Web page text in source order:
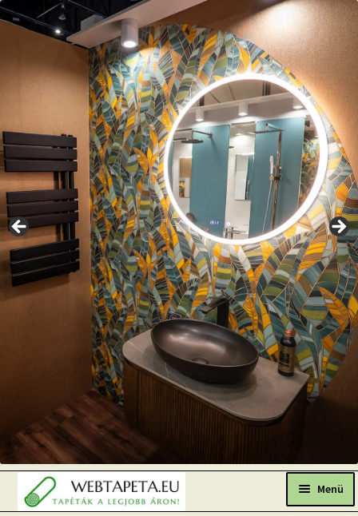
Ugrás
a
navigációhoz
Kilépés
a
tartalomba Menü